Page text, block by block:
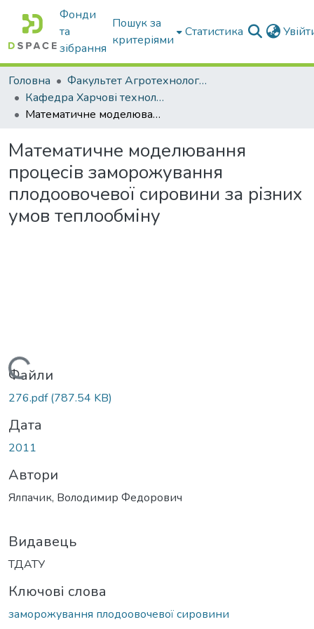
Фонди
та
зібрання
Пошук за
критеріями
Статистика
Головна
Факультет Агротехнологій та екології
Кафедра Харчові технологіі та готельно-ресторанна справа
Математичне моделювання процесів заморожування плодоовочевої сировини за різних умов теплообміну
Математичне моделювання
процесів заморожування
плодоовочевої сировини за різних
умов теплообміну
Вантажиться...
Файли
276.pdf(787.54 KB)
Дата
2011
Автори
Ялпачик, Володимир Федорович
Видавець
ТДАТУ
Ключові слова
заморожування плодоовочевої сировини